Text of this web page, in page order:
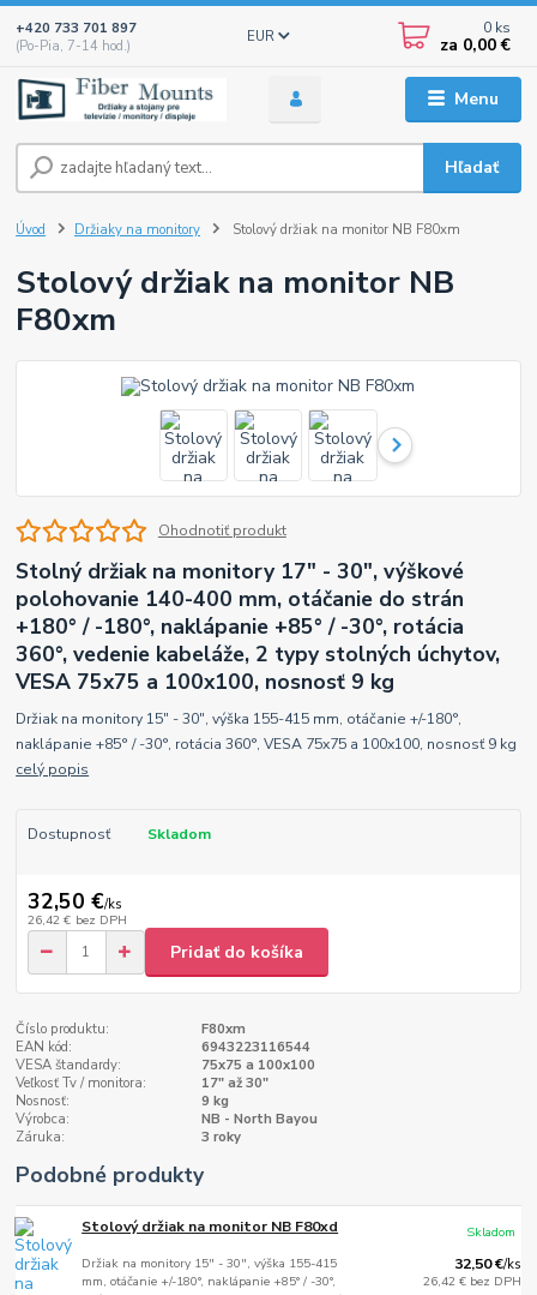
Menu
EUR
Hľadať
+420 733 701 897
(Po-Pia, 7-14 hod.)
0 ks
za 0,00 €
Úvod Držiaky na monitory Stolový držiak na monitor NB F80xm
Stolový držiak na monitor NB
F80xm
Ohodnotiť produkt
Stolný držiak na monitory 17" - 30", výškové
polohovanie 140-400 mm, otáčanie do strán
+180° / -180°, naklápanie +85° / -30°, rotácia
360°, vedenie kabeláže, 2 typy stolných úchytov,
VESA 75x75 a 100x100, nosnosť 9 kg
Držiak na monitory 15" - 30", výška 155-415 mm, otáčanie +/-180°,
naklápanie +85° / -30°, rotácia 360°, VESA 75x75 a 100x100, nosnosť 9 kg
celý popis
Dostupnosť Skladom
32,50 €/ks
26,42 € bez DPH
Pridať do košíka
Číslo produktu:
F80xm
EAN kód:
6943223116544
VESA štandardy:
75x75 a 100x100
Veľkosť Tv / monitora:
17" až 30"
Nosnosť:
9 kg
Výrobca:
NB - North Bayou
Záruka:
3 roky
Podobné produkty
Stolový držiak na monitor NB F80xd
Držiak na monitory 15" - 30", výška 155-415
mm, otáčanie +/-180°, naklápanie +85° / -30°,
32,50 €/ks
26,42 € bez DPH
Skladom